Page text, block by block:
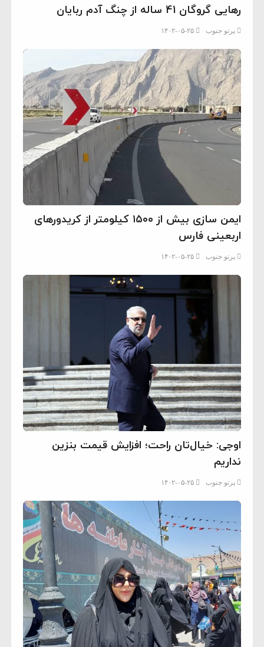
رهایی گروگان 41 ساله از چنگ آدم ربایان
پرتو جنوب ۱۴۰۲-۰۵-۲۵
ایمن سازی بیش از ۱۵۰۰ کیلومتر از کریدورهای
اربعینی فارس
پرتو جنوب ۱۴۰۲-۰۵-۲۵
اوجی: خیال‌تان راحت؛ افزایش قیمت بنزین
نداریم
پرتو جنوب ۱۴۰۲-۰۵-۲۵